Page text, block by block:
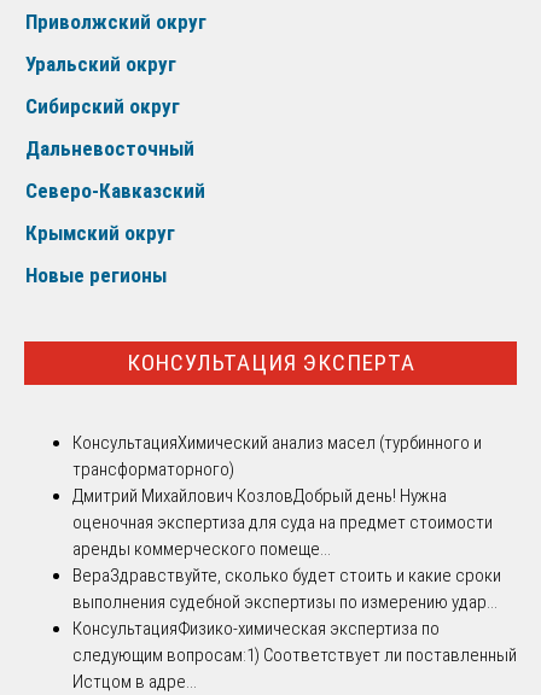
Приволжский округ
Уральский округ
Сибирский округ
Дальневосточный
Северо-Кавказский
Крымский округ
Новые регионы
КОНСУЛЬТАЦИЯ ЭКСПЕРТА
КонсультацияХимический анализ масел (турбинного и
трансформаторного)
Дмитрий Михайлович КозловДобрый день! Нужна
оценочная экспертиза для суда на предмет стоимости
аренды коммерческого помеще...
ВераЗдравствуйте, сколько будет стоить и какие сроки
выполнения судебной экспертизы по измерению удар...
КонсультацияФизико-химическая экспертиза по
следующим вопросам:1) Соответствует ли поставленный
Истцом в адре...